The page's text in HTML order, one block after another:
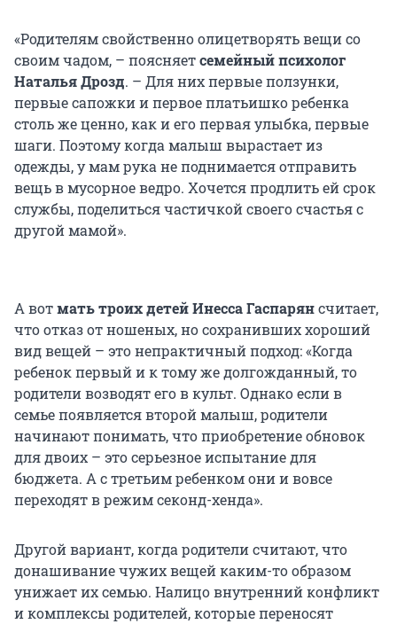
«Родителям свойственно олицетворять вещи со
своим чадом, – поясняетсемейный психолог
Наталья Дрозд. – Для них первые ползунки,
первые сапожки и первое платьишко ребенка
столь же ценно, как и его первая улыбка, первые
шаги. Поэтому когда малыш вырастает из
одежды, у мам рука не поднимается отправить
вещь в мусорное ведро. Хочется продлить ей срок
службы, поделиться частичкой своего счастья с
другой мамой».
А вотмать троих детей Инесса Гаспарянсчитает,
что отказ от ношеных, но сохранивших хороший
вид вещей – это непрактичный подход: «Когда
ребенок первый и к тому же долгожданный, то
родители возводят его в культ. Однако если в
семье появляется второй малыш, родители
начинают понимать, что приобретение обновок
для двоих – это серьезное испытание для
бюджета. А с третьим ребенком они и вовсе
переходят в режим секонд-хенда».
Другой вариант, когда родители считают, что
донашивание чужих вещей каким-то образом
унижает их семью. Налицо внутренний конфликт
и комплексы родителей, которые переносят